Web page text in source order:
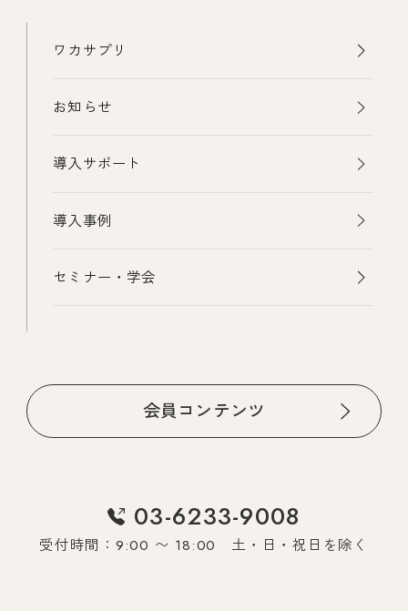
ワカサプリ
お知らせ
導入サポート
導入事例
セミナー・学会
会員コンテンツ
03-6233-9008
受付時間：9:00 〜 18:00 土・日・祝日を除く